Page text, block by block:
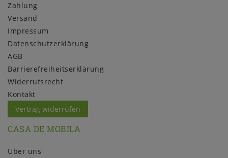
Zahlung
Versand
Impressum
Daten­schutz­erklärung
AGB
Barrierefreiheitserklärung
Widerrufs­recht
Kontakt
Vertrag widerrufen
CASA DE MOBILA
Über uns